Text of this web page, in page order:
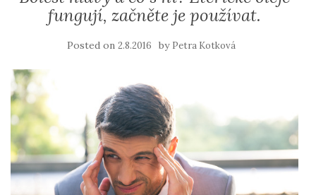
fungují, začněte je používat.
Posted on 2.8.2016 by Petra Kotková